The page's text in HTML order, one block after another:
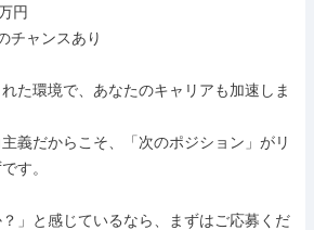
円
チャンスあり
た環境で、あなたのキャリアも加速しま
義だからこそ、「次のポジション」がリ
す。
？」と感じているなら、まずはご応募くだ